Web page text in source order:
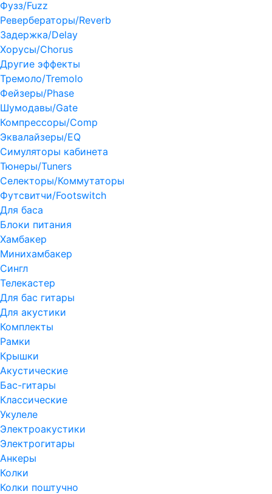
Фузз/Fuzz
Ревербераторы/Reverb
Задержка/Delay
Хорусы/Chorus
Другие эффекты
Тремоло/Tremolo
Фейзеры/Phase
Шумодавы/Gate
Компрессоры/Comp
Эквалайзеры/EQ
Симуляторы кабинета
Тюнеры/Tuners
Селекторы/Коммутаторы
Футсвитчи/Footswitch
Для баса
Блоки питания
Хамбакер
Минихамбакер
Сингл
Телекастер
Для бас гитары
Для акустики
Комплекты
Рамки
Крышки
Акустические
Бас-гитары
Классические
Укулеле
Электроакустики
Электрогитары
Анкеры
Колки
Колки поштучно